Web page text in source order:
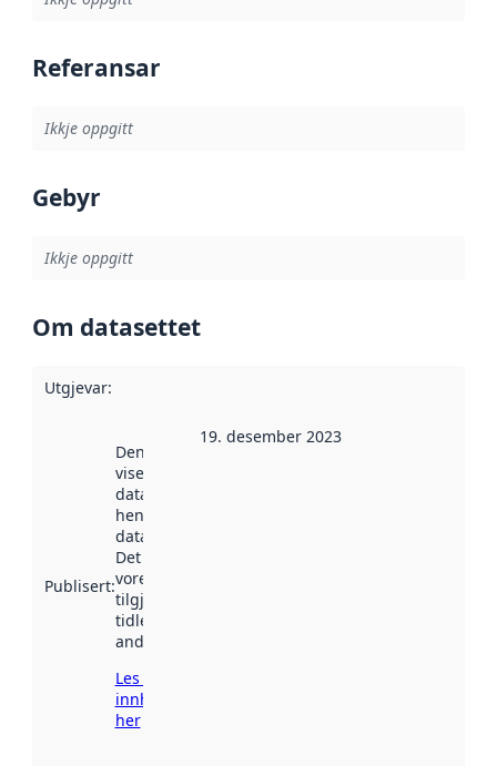
Referansar
Ikkje oppgitt
Gebyr
Ikkje oppgitt
Om datasettet
Utgjevar:
Publisert:
Denne datoen
viser når
datasettet vart
henta inn av
data.norge.no.
Det kan ha
vore
tilgjengeleg
tidlegare
andre stader.
Les meir om
innhenting
her
19. desember 2023